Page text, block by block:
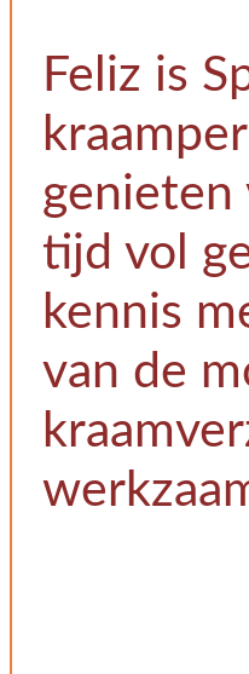
Feliz is
genieten
tijd vol
kennis
van de